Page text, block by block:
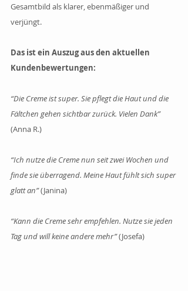
Gesamtbild als klarer, ebenmäßiger und
verjüngt.
Das ist ein Auszug aus den aktuellen
Kundenbewertungen:
“Die Creme ist super. Sie pflegt die Haut und die
Fältchen gehen sichtbar zurück. Vielen Dank”
(Anna R.)
“Ich nutze die Creme nun seit zwei Wochen und
finde sie überragend. Meine Haut fühlt sich super
glatt an” (Janina)
“Kann die Creme sehr empfehlen. Nutze sie jeden
Tag und will keine andere mehr” (Josefa)